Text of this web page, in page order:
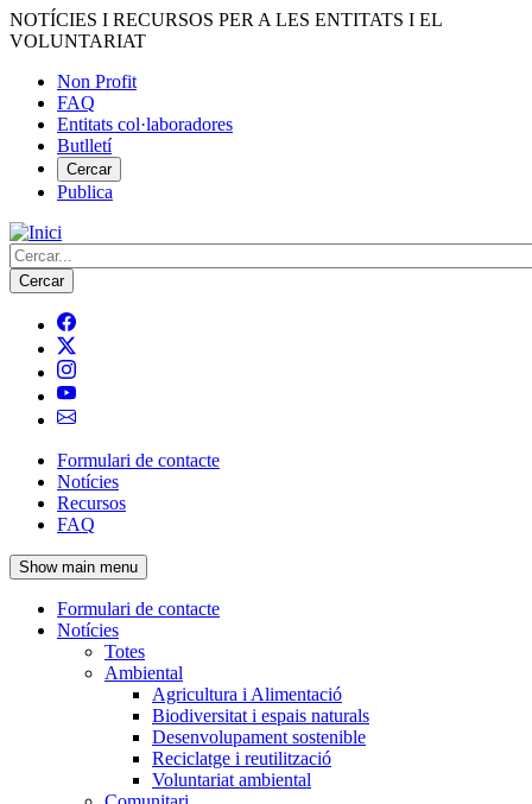
Vés
al
NOTÍCIES I RECURSOS PER A LES ENTITATS I EL
VOLUNTARIAT
Menú
del
compte
d'usuari
Non Profit
FAQ
Entitats col·laboradores
Butlletí
Cercar
Publica
Cerca
Navegació
principal
de
l'encapçalament
Formulari de contacte
Notícies
Recursos
FAQ
Show main menu
Navegació
principal
Formulari de contacte
Notícies
Totes
Ambiental
Agricultura i Alimentació
Biodiversitat i espais naturals
Desenvolupament sostenible
Reciclatge i reutilització
Voluntariat ambiental